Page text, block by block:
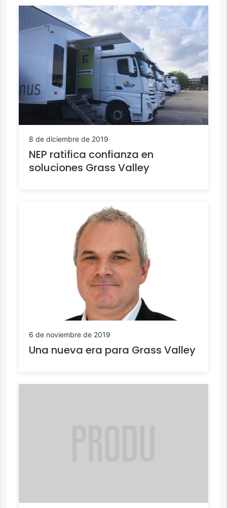
8 de diciembre de 2019
NEP ratifica confianza en
soluciones Grass Valley
6 de noviembre de 2019
Una nueva era para Grass Valley